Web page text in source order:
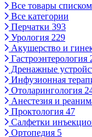
Все товары списком
Все категории
Перчатки 393
Урология 229
Акушерство и
Гастроэнтерология
Дренажные
Инфузионная
Отоларингология
Анестезия и
Проктология 47
Салфетки
Ортопедия 5